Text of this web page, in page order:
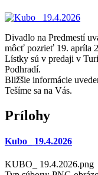
Divadlo na Predmestí
môcť pozrieť 19. apríla
Lístky sú v predaji v
Podhradí.
Bližšie informácie
Tešíme sa na Vás.
Prílohy
Kubo_ 19.4.2026
KUBO_ 19.4.2026.png